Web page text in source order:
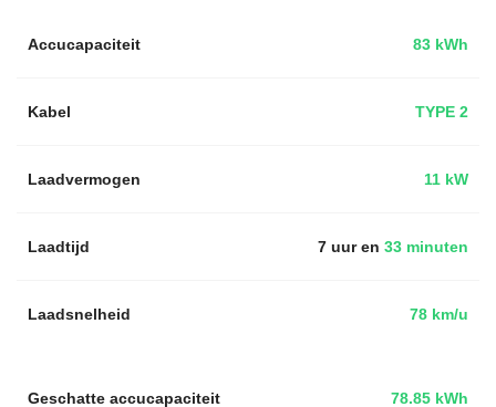
Accucapaciteit 83 kWh
Kabel TYPE 2
Laadvermogen 11 kW
Laadtijd 7 uur en 33 minuten
Laadsnelheid 78 km/u
78.85 kWh
Geschatte accucapaciteit